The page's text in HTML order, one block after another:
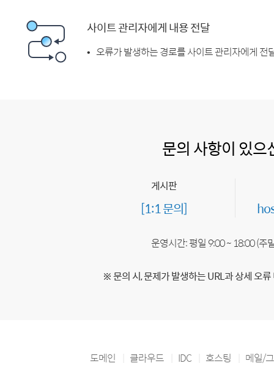
사이트 관리자에게 내용 전달
오류가 발생하는 경로를 사이트 관리자에게 전
문의 사항이 있으
게시판
[1:1 문의]
운영시간: 평일 9:00 ~ 18:00 (주
※ 문의 시, 문제가 발생하는 URL과 상세 오
도메인 클라우드 IDC 호스팅 메일/